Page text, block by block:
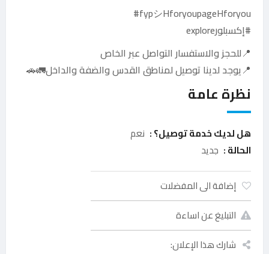
fypシHforyoupageHforyou#
#إكسبلورexplore
📍للحجز والاستفسار التواصل عبر الخاص
📍يوجد لدينا توصيل لمناطق القدس والضفة والداخل🚛🚗
نظرة عامة
هل لديك خدمة توصيل؟ : نعم
الحالة : جديد
إضافة الى المفضلات
التبليغ عن اساءة
شارك هذا الإعلان: